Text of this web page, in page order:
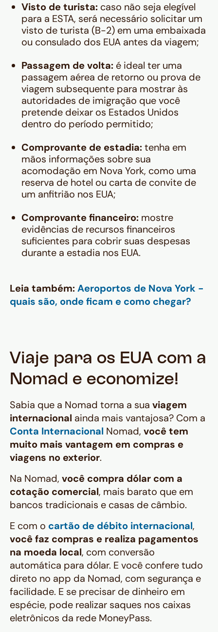
Visto de turista: caso não seja elegível
para a ESTA, será necessário solicitar um
visto de turista (B-2) em uma embaixada
ou consulado dos EUA antes da viagem;
Passagem de volta: é ideal ter uma
passagem aérea de retorno ou prova de
viagem subsequente para mostrar às
autoridades de imigração que você
pretende deixar os Estados Unidos
dentro do período permitido;
Comprovante de estadia:tenha em
mãos informações sobre sua
acomodação em Nova York, como uma
reserva de hotel ou carta de convite de
um anfitrião nos EUA;
Comprovante financeiro: mostre
evidências de recursos financeiros
suficientes para cobrir suas despesas
durante a estadia nos EUA.
Leia também:Aeroportos de Nova York -
quais são, onde ficam e como chegar?
Viaje para os EUA com a
Nomad e economize!
Sabia que a Nomad torna a sua viagem
internacional ainda mais vantajosa? Com a
Conta Internacional Nomad, você tem
muito mais vantagem em compras e
viagens no exterior.
Na Nomad, você compra dólar com a
cotação comercial, mais barato que em
bancos tradicionais e casas de câmbio.
E com o cartão de débito internacional,
você faz compras e realiza pagamentos
na moeda local, com conversão
automática para dólar. E você confere tudo
direto no app da Nomad, com segurança e
facilidade. E se precisar de dinheiro em
espécie, pode realizar saques nos caixas
eletrônicos da rede MoneyPass.